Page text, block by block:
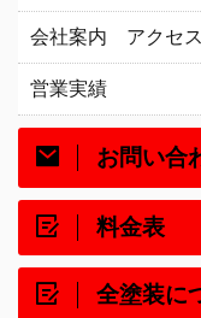
会社案内 アクセ
営業実績
お問い合
料金表
全塗装に